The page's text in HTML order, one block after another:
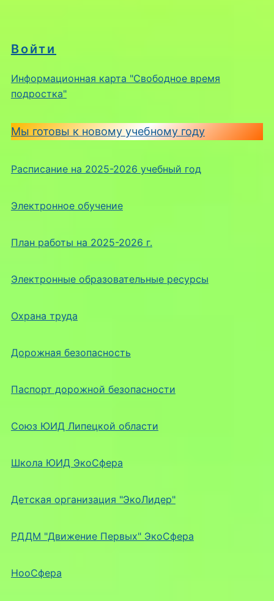
Войти
Информационная карта "Свободное время
подростка"
Мы готовы к новому учебному году
Расписание на 2025-2026 учебный год
Электронное обучение
План работы на 2025-2026 г.
Электронные образовательные ресурсы
Охрана труда
Дорожная безопасность
Паспорт дорожной безопасности
Союз ЮИД Липецкой области
Школа ЮИД ЭкоСфера
Детская организация "ЭкоЛидер"
РДДМ "Движение Первых" ЭкоСфера
НооСфера